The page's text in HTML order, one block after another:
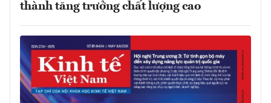
thành tăng trưởng chất lượng cao